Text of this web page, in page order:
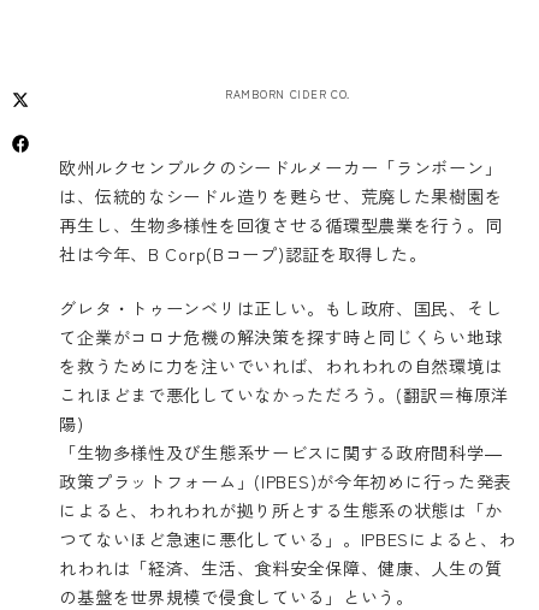
RAMBORN CIDER CO.
欧州ルクセンブルクのシードルメーカー「ランボーン」
は、伝統的なシードル造りを甦らせ、荒廃した果樹園を
再生し、生物多様性を回復させる循環型農業を行う。同
社は今年、B Corp(Bコープ)認証を取得した。
グレタ・トゥーンベリは正しい。もし政府、国民、そし
て企業がコロナ危機の解決策を探す時と同じくらい地球
を救うために力を注いでいれば、われわれの自然環境は
これほどまで悪化していなかっただろう。(翻訳＝梅原洋
陽)
「生物多様性及び生態系サービスに関する政府間科学―
政策プラットフォーム」(IPBES)が今年初めに行った発表
によると、われわれが拠り所とする生態系の状態は「か
つてないほど急速に悪化している」。IPBESによると、わ
れわれは「経済、生活、食料安全保障、健康、人生の質
の基盤を世界規模で侵食している」という。